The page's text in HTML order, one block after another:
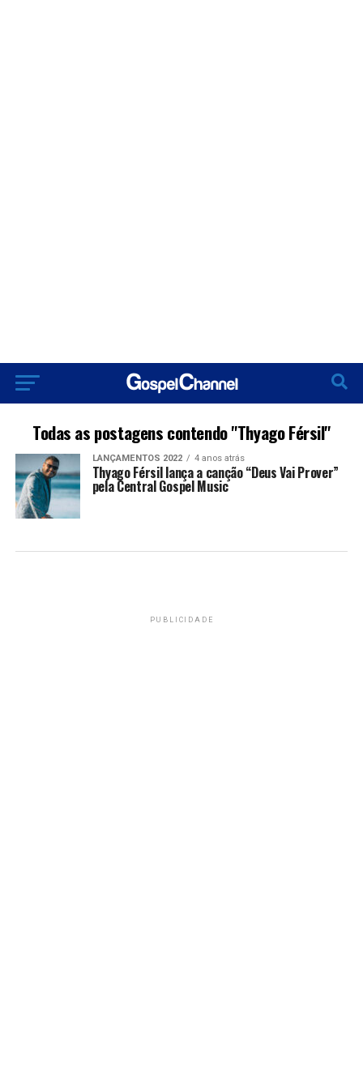
Todas as postagens contendo "Thyago Férsil"
LANÇAMENTOS 2022 4 anos atrás
Thyago Férsil lança a canção “Deus Vai Prover”
pela Central Gospel Music
PUBLICIDADE